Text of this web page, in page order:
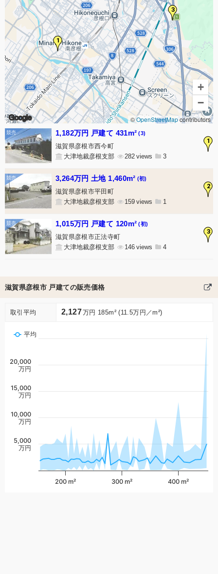
1
3
Google
+
−
©OpenStreetMapcontributors
1
1,182万円 戸建て 431m² (3)
滋賀県彦根市西今町
大津地裁彦根支部
282 3
2
3,264万円 土地 1,460m² (初)
滋賀県彦根市平田町
大津地裁彦根支部
159 1
3
1,015万円 戸建て 120m² (初)
滋賀県彦根市正法寺町
大津地裁彦根支部
146 4
滋賀県彦根市 戸建ての販売価格
取引平均 2,127万円 185m² (11.5万円／m²)
平均
200 m² 300 m² 400 m²
5,000
万円
10,000
万円
15,000
万円
20,000
万円